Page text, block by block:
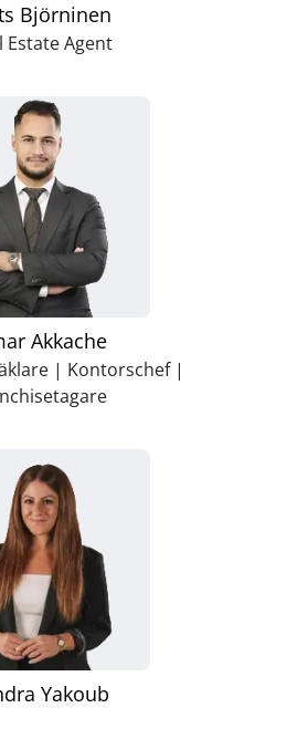
Björninen
Estate Agent
Akkache
| Kontorschef |
Yakoub